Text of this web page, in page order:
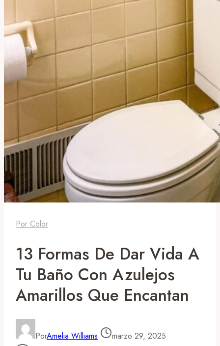
Por Color
13 Formas De Dar Vida A
Tu Baño Con Azulejos
Amarillos Que Encantan
PorAmelia Williams
marzo 29, 2025